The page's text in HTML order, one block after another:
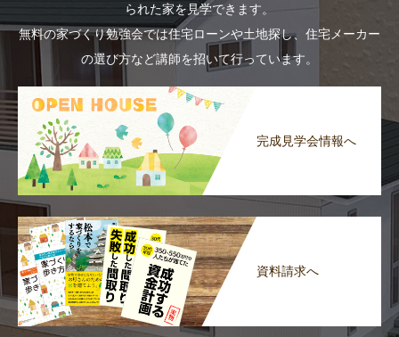
られた家を見学できます。
無料の家づくり勉強会では住宅ローンや土地探し、住宅メーカー
の選び方など講師を招いて行っています。
完成見学会情報へ
資料請求へ